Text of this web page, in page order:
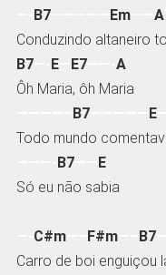
B7————— Em—— A
Conduzindo altaneiro
B7—- E— E7——- A
Ôh Maria, ôh Maria
B7————— E
Todo mundo
B7—— E
Só eu não sabia
C#m—– F#m—– B7
Carro de boi enguiçou